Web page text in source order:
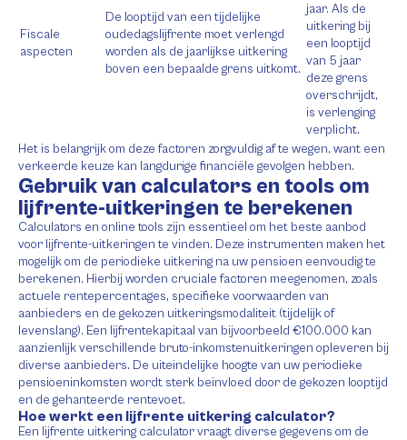
Fiscale
aspecten
De looptijd van een tijdelijke
oudedagslijfrente moet verlengd
worden als de jaarlijkse uitkering
boven een bepaalde grens uitkomt.
jaar. Als de
uitkering bij
een looptijd
van 5 jaar
deze grens
overschrijdt,
is verlenging
verplicht.
Het is belangrijk om deze factoren zorgvuldig af te wegen, want een
verkeerde keuze kan langdurige financiële gevolgen hebben.
Gebruik van calculators en tools om
lijfrente-uitkeringen te berekenen
Calculators en online tools zijn essentieel om het beste aanbod
voor lijfrente-uitkeringen te vinden. Deze instrumenten maken het
mogelijk om de periodieke uitkering na uw pensioen eenvoudig te
berekenen. Hierbij worden cruciale factoren meegenomen, zoals
actuele rentepercentages, specifieke voorwaarden van
aanbieders en de gekozen uitkeringsmodaliteit (tijdelijk of
levenslang). Een lijfrentekapitaal van bijvoorbeeld €100.000 kan
aanzienlijk verschillende bruto-inkomstenuitkeringen opleveren bij
diverse aanbieders. De uiteindelijke hoogte van uw periodieke
pensioeninkomsten wordt sterk beïnvloed door de gekozen looptijd
en de gehanteerde rentevoet.
Hoe werkt een lijfrente uitkering calculator?
Een lijfrente uitkering calculator vraagt diverse gegevens om de